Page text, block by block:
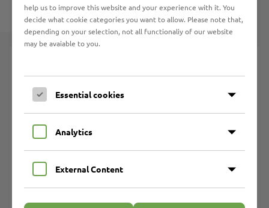
Aktenvernichtung
Buchbinderei
Copyshop
Elektromontage
Gartenpflege
help us to improve this website and your experience with it. You
decide what cookie categories you want to allow. Please note that,
depending on your selection, not all functionaliy of our website
may be avaiable to you.
Essential cookies
Analytics
External Content